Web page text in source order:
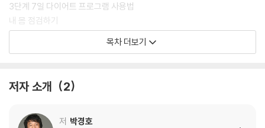
3단계 7일 다이어트 프로그램 사용법
내 몸 점검하기
건강한 다이어트를 위해 꼭 알아야 할 7가지
[ STEP 1 ] 내 몸에 쌓인 독소를 빼라!
균형 시스템을 복구하자
목차 더보기
저자 소개 2
저 박경호